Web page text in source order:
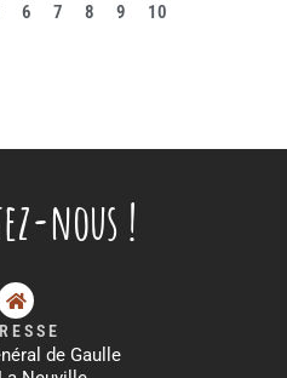
6 7 8 9 10
nous !
de Gaulle